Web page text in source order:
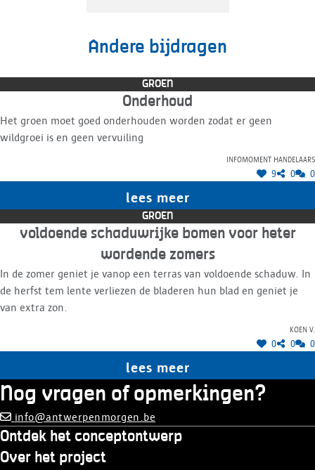
Andere bijdragen
GROEN
Onderhoud
Het groen moet goed onderhouden worden zodat er geen
wildgroei is en geen vervuiling
Infomoment handelaars
9 0 0
lees meer
GROEN
voldoende schaduwrijke bomen voor heter
wordende zomers
In de zomer geniet je vanop een terras van voldoende schaduw. In
de herfst tem lente verliezen de bladeren hun blad en geniet je
van extra zon.
Koen V.
0 0 0
lees meer
Nog vragen of opmerkingen?
info@antwerpenmorgen.be
Ontdek het conceptontwerp
Over het project